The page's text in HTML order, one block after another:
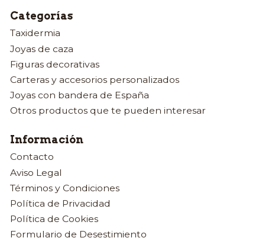
Categorías
Taxidermia
Joyas de caza
Figuras decorativas
Carteras y accesorios personalizados
Joyas con bandera de España
Otros productos que te pueden interesar
Información
Contacto
Aviso Legal
Términos y Condiciones
Política de Privacidad
Política de Cookies
Formulario de Desestimiento